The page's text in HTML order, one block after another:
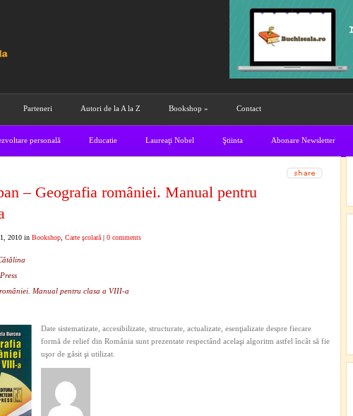
Parteneri Autori de la A la Z Bookshop » Contact
personală Educatie Laureaţi Nobel Ştiinta Abonare Newsletter
– Geografia româniei. Manual pentru
2010 in Bookshop Carte şcolară | 0 comments
Manual pentru clasa a VIII-a
Date sistematizate, accesibilizate, structurate, actualizate, esenţializate despre fiecare
formă de relief din România sunt prezentate respectând acelaşi algoritm astfel încât să fie
uşor de găsit şi utilizat.